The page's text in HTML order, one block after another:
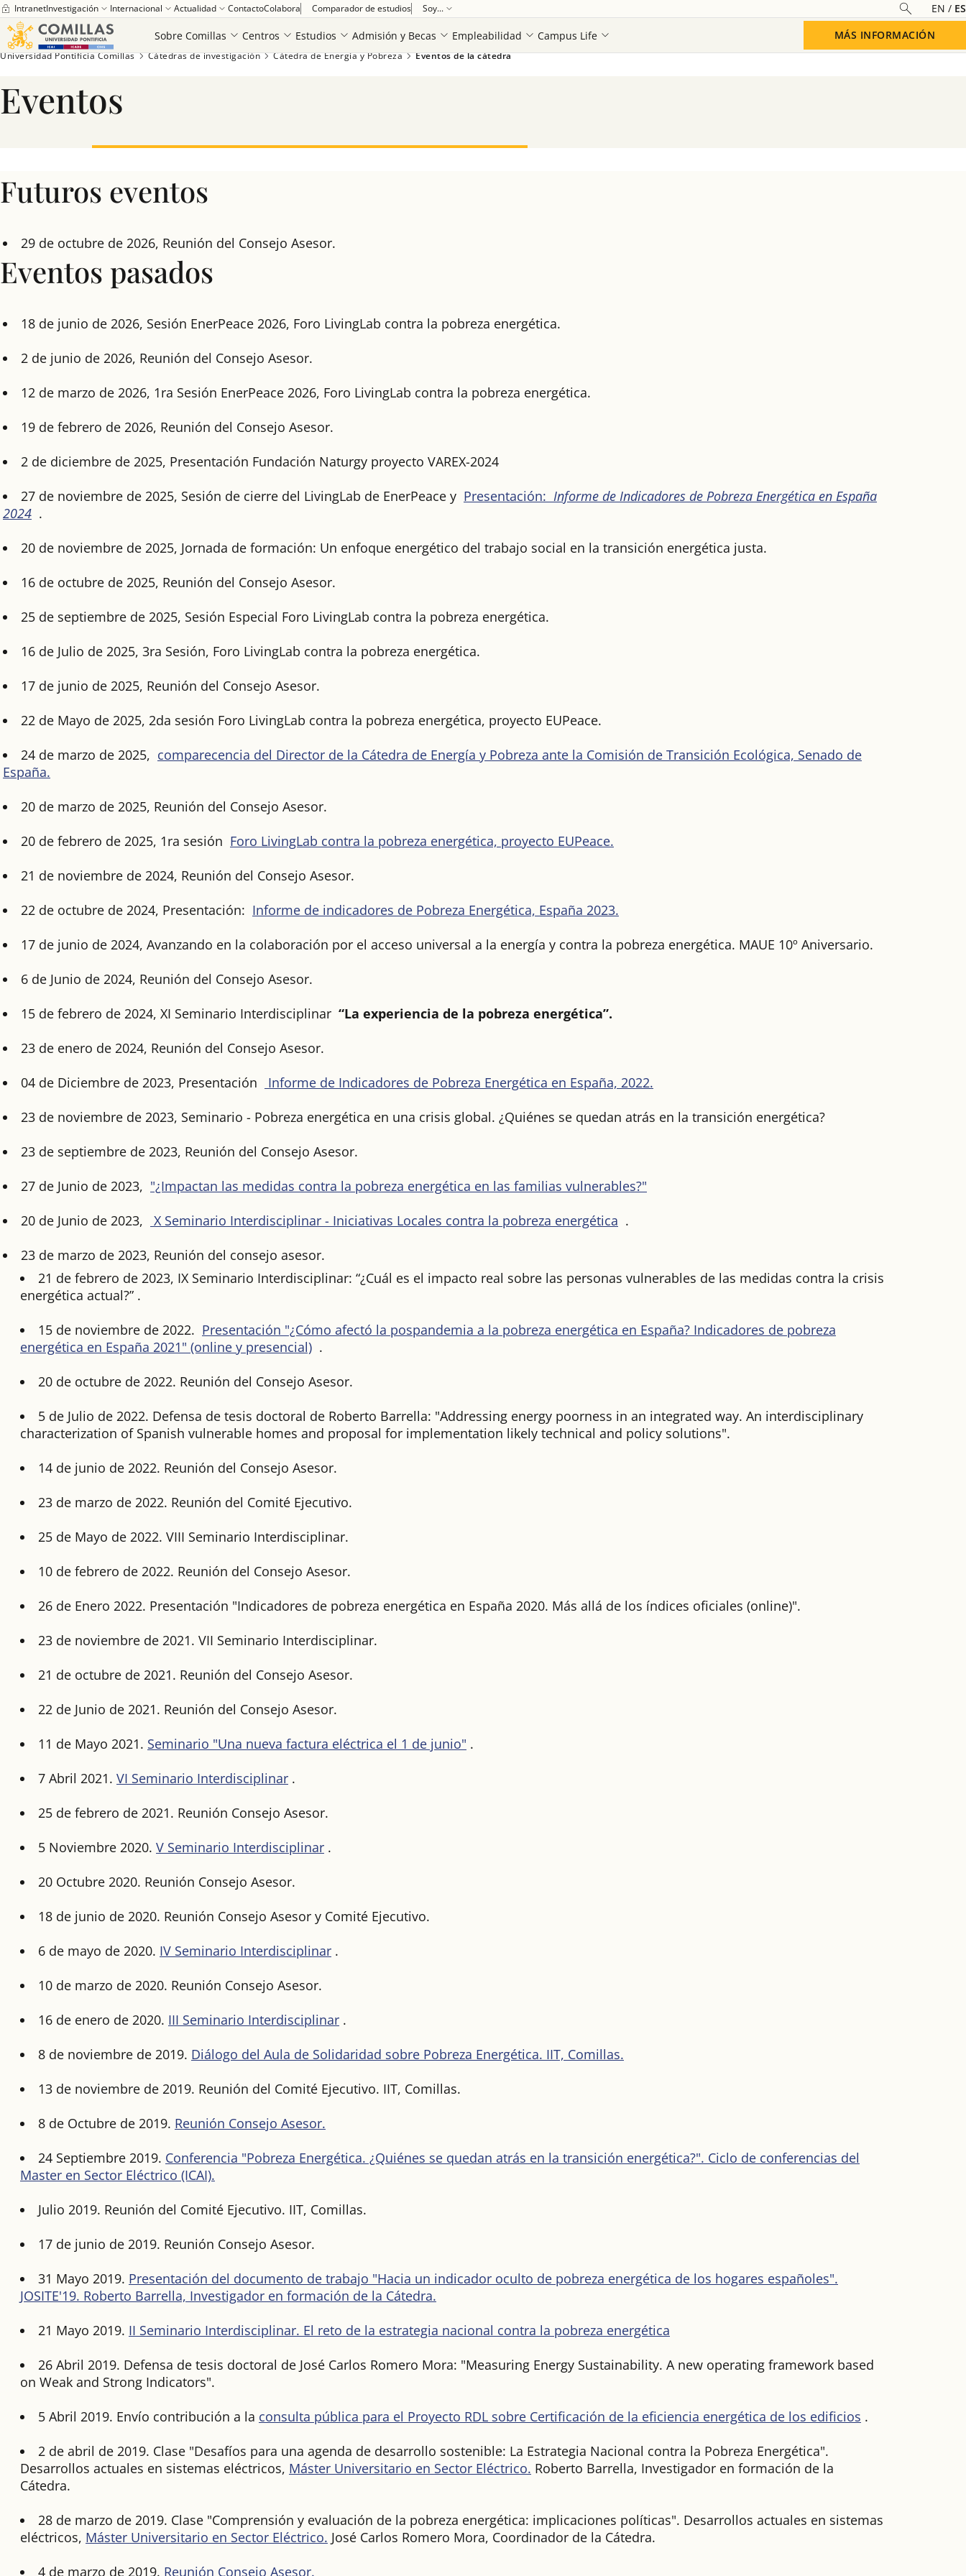
IntranetInvestigación Internacional Actualidad ContactoColabora Comparador de estudios Soy... EN
ES
Sobre Comillas
Centros Estudios Admisión y Becas Empleabilidad Campus Life MÁS INFORMACIÓN
Universidad Pontificia Comillas Cátedras de investigación Cátedra de Energía y Pobreza Eventos de la cátedra
Eventos
Futuros eventos
29 de octubre de 2026, Reunión del Consejo Asesor.
Eventos pasados
18 de junio de 2026, Sesión EnerPeace 2026, Foro LivingLab contra la pobreza energética.
2 de junio de 2026, Reunión del Consejo Asesor.
12 de marzo de 2026, 1ra Sesión EnerPeace 2026, Foro LivingLab contra la pobreza energética.
19 de febrero de 2026, Reunión del Consejo Asesor.
2 de diciembre de 2025, Presentación Fundación Naturgy proyecto VAREX-2024
27 de noviembre de 2025, Sesión de cierre del LivingLab de EnerPeace y Presentación: Informe de Indicadores de Pobreza Energética en España
2024 .
20 de noviembre de 2025, Jornada de formación: Un enfoque energético del trabajo social en la transición energética justa.
16 de octubre de 2025, Reunión del Consejo Asesor.
25 de septiembre de 2025, Sesión Especial Foro LivingLab contra la pobreza energética.
16 de Julio de 2025, 3ra Sesión, Foro LivingLab contra la pobreza energética.
17 de junio de 2025, Reunión del Consejo Asesor.
22 de Mayo de 2025, 2da sesión Foro LivingLab contra la pobreza energética, proyecto EUPeace.
24 de marzo de 2025, comparecencia del Director de la Cátedra de Energía y Pobreza ante la Comisión de Transición Ecológica, Senado de
España.
20 de marzo de 2025, Reunión del Consejo Asesor.
20 de febrero de 2025, 1ra sesión Foro LivingLab contra la pobreza energética, proyecto EUPeace.
21 de noviembre de 2024, Reunión del Consejo Asesor.
22 de octubre de 2024, Presentación: Informe de indicadores de Pobreza Energética, España 2023.
17 de junio de 2024, Avanzando en la colaboración por el acceso universal a la energía y contra la pobreza energética. MAUE 10º Aniversario.
6 de Junio de 2024, Reunión del Consejo Asesor.
15 de febrero de 2024, XI Seminario Interdisciplinar “La experiencia de la pobreza energética”.
23 de enero de 2024, Reunión del Consejo Asesor.
04 de Diciembre de 2023, Presentación
Informe de Indicadores de Pobreza Energética en España, 2022.
23 de noviembre de 2023, Seminario - Pobreza energética en una crisis global. ¿Quiénes se quedan atrás en la transición energética?
23 de septiembre de 2023, Reunión del Consejo Asesor.
27 de Junio de 2023, "¿Impactan las medidas contra la pobreza energética en las familias vulnerables?"
20 de Junio de 2023,
X Seminario Interdisciplinar - Iniciativas Locales contra la pobreza energética .
23 de marzo de 2023, Reunión del consejo asesor.
21 de febrero de 2023, IX Seminario Interdisciplinar: “¿Cuál es el impacto real sobre las personas vulnerables de las medidas contra la crisis
energética actual?” .
15 de noviembre de 2022. Presentación "¿Cómo afectó la pospandemia a la pobreza energética en España? Indicadores de pobreza
energética en España 2021" (online y presencial) .
20 de octubre de 2022. Reunión del Consejo Asesor.
5 de Julio de 2022. Defensa de tesis doctoral de Roberto Barrella: "Addressing energy poorness in an integrated way. An interdisciplinary
characterization of Spanish vulnerable homes and proposal for implementation likely technical and policy solutions".
14 de junio de 2022. Reunión del Consejo Asesor.
23 de marzo de 2022. Reunión del Comité Ejecutivo.
25 de Mayo de 2022. VIII Seminario Interdisciplinar.
10 de febrero de 2022. Reunión del Consejo Asesor.
26 de Enero 2022. Presentación "Indicadores de pobreza energética en España 2020. Más allá de los índices oficiales (online)".
23 de noviembre de 2021. VII Seminario Interdisciplinar.
21 de octubre de 2021. Reunión del Consejo Asesor.
22 de Junio de 2021. Reunión del Consejo Asesor.
11 de Mayo 2021. Seminario "Una nueva factura eléctrica el 1 de junio" .
7 Abril 2021. VI Seminario Interdisciplinar .
25 de febrero de 2021. Reunión Consejo Asesor.
5 Noviembre 2020. V Seminario Interdisciplinar .
20 Octubre 2020. Reunión Consejo Asesor.
18 de junio de 2020. Reunión Consejo Asesor y Comité Ejecutivo.
6 de mayo de 2020. IV Seminario Interdisciplinar .
10 de marzo de 2020. Reunión Consejo Asesor.
16 de enero de 2020. III Seminario Interdisciplinar .
8 de noviembre de 2019. Diálogo del Aula de Solidaridad sobre Pobreza Energética. IIT, Comillas.
13 de noviembre de 2019. Reunión del Comité Ejecutivo. IIT, Comillas.
8 de Octubre de 2019. Reunión Consejo Asesor.
24 Septiembre 2019. Conferencia "Pobreza Energética. ¿Quiénes se quedan atrás en la transición energética?". Ciclo de conferencias del
Master en Sector Eléctrico (ICAI).
Julio 2019. Reunión del Comité Ejecutivo. IIT, Comillas.
17 de junio de 2019. Reunión Consejo Asesor.
31 Mayo 2019. Presentación del documento de trabajo "Hacia un indicador oculto de pobreza energética de los hogares españoles".
JOSITE'19. Roberto Barrella, Investigador en formación de la Cátedra.
21 Mayo 2019. II Seminario Interdisciplinar. El reto de la estrategia nacional contra la pobreza energética
26 Abril 2019. Defensa de tesis doctoral de José Carlos Romero Mora: "Measuring Energy Sustainability. A new operating framework based
on Weak and Strong Indicators".
5 Abril 2019. Envío contribución a la consulta pública para el Proyecto RDL sobre Certificación de la eficiencia energética de los edificios .
2 de abril de 2019. Clase "Desafíos para una agenda de desarrollo sostenible: La Estrategia Nacional contra la Pobreza Energética".
Desarrollos actuales en sistemas eléctricos, Máster Universitario en Sector Eléctrico. Roberto Barrella, Investigador en formación de la
Cátedra.
28 de marzo de 2019. Clase "Comprensión y evaluación de la pobreza energética: implicaciones políticas". Desarrollos actuales en sistemas
eléctricos, Máster Universitario en Sector Eléctrico. José Carlos Romero Mora, Coordinador de la Cátedra.
4 de marzo de 2019. Reunión Consejo Asesor.